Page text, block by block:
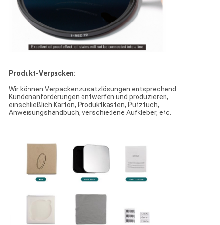
Produkt-Verpacken:
Wir können Verpackenzusatzlösungen entsprechend
Kundenanforderungen entwerfen und produzieren,
einschließlich Karton, Produktkasten, Putztuch,
Anweisungshandbuch, verschiedene Aufkleber, etc.